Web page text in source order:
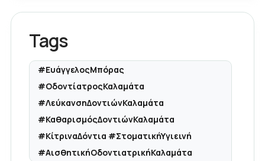
Tags
#ΕυάγγελοςΜπόρας
#ΟδοντίατροςΚαλαμάτα
#ΛεύκανσηΔοντιώνΚαλαμάτα
#ΚαθαρισμόςΔοντιώνΚαλαμάτα
#ΚίτριναΔόντια #ΣτοματικήΥγιεινή
#ΑισθητικήΟδοντιατρικήΚαλαμάτα